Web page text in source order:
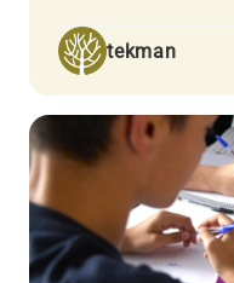
tekman